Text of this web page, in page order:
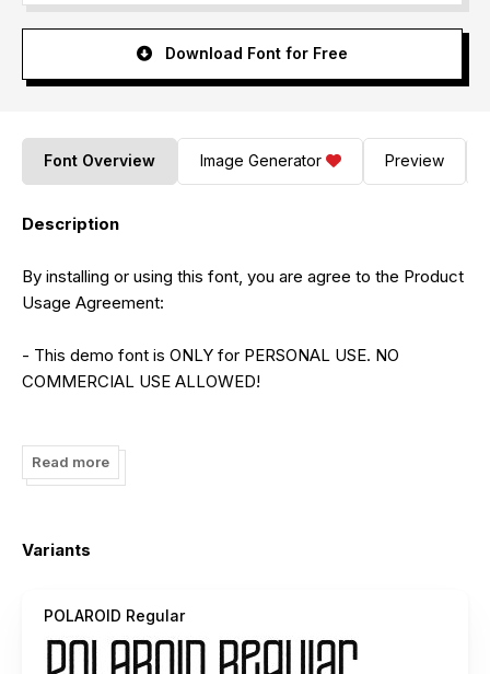
Download Font for Free
Font Overview Image Generator Preview
Description
By installing or using this font, you are agree to the Product
Usage Agreement:
- This demo font is ONLY for PERSONAL USE. NO
COMMERCIAL USE ALLOWED!
license:
https://letterena.com/product/polaroid/
- For Corporate use you have to purchase Corporate
- If you need a custom license please contact us at
storytypestudio@gmail.com
Read more
Variants
POLAROID Regular